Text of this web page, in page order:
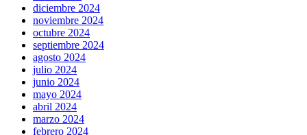
diciembre 2024
noviembre 2024
octubre 2024
septiembre 2024
agosto 2024
julio 2024
junio 2024
mayo 2024
abril 2024
marzo 2024
febrero 2024